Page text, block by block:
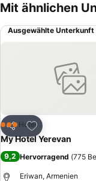
immer der Grund für
Mit ähnlichen
Ausgewählte Unterkunft
Teilen
Zu Favoriten
3 SterneHotel
My Hotel Yerevan
9,2 Hervorragend (775
Eriwan, Armenien